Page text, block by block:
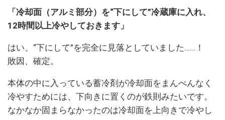
「冷却面（アルミ部分）を“下にして”冷蔵庫に入れ、
12時間以上冷やしておきます」
はい、“下にして”を完全に見落としていました……！
敗因、確定。
本体の中に入っている蓄冷剤が冷却面をまんべんなく
冷やすためには、下向きに置くのが鉄則みたいです。
なかなか固まらなかったのは冷却面を上向きで冷やし